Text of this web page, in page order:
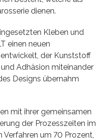
dienen.
Kleben und
einen neuen
der Kunststoff
Adhäsion miteinander
Designs übernahm
mit ihrer gemeinsamen
der Prozesszeiten im
um 70 Prozent,